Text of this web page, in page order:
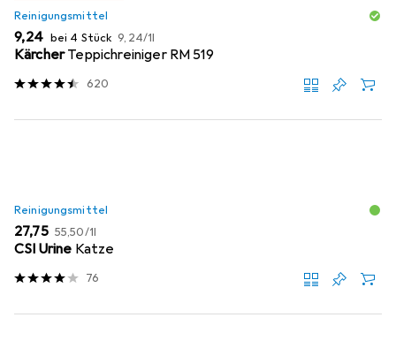
Reinigungsmittel
EUR
9,24 bei 4 Stück EUR
9,24/1l
KärcherTeppichreiniger RM 519
620
Reinigungsmittel
EUR
27,75 EUR
55,50/1l
CSI Urine Katze
76